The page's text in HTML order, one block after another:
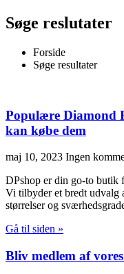
Søge reslutater
Forside
Søge resultater
Populære Diamond
kan købe dem
maj 10, 2023 Ingen
DPshop er din go-to butik
Vi tilbyder et bredt udvalg
størrelser og
Gå til siden »
Bliv medlem af